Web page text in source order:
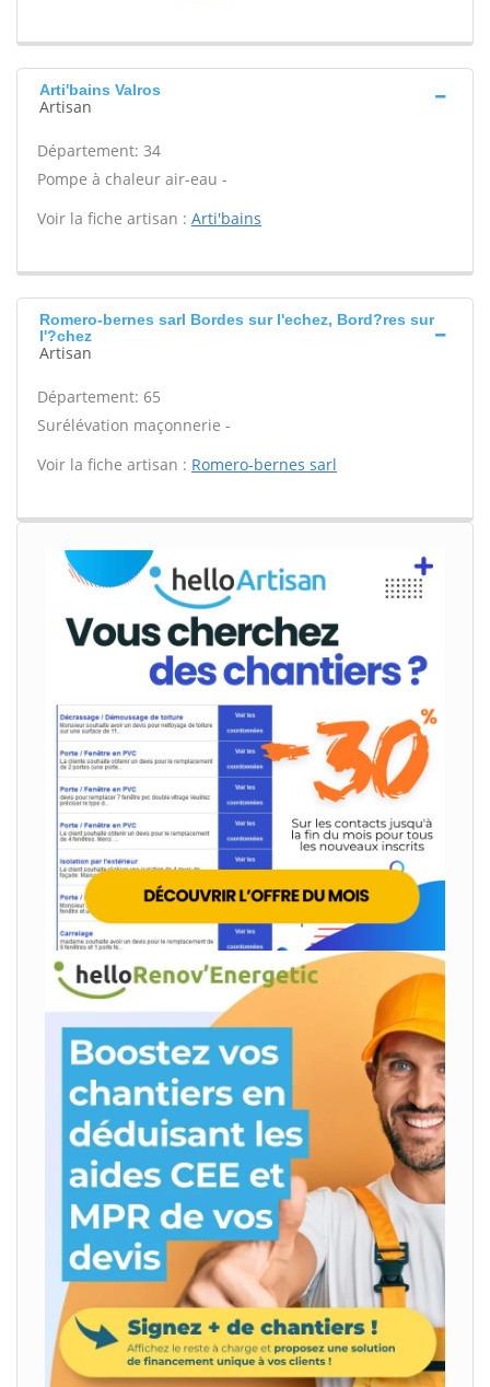
Arti'bains Valros
Artisan
Département: 34
Pompe à chaleur air-eau -
Voir la fiche artisan : Arti'bains
Romero-bernes sarl Bordes sur l'echez, Bord?res sur
l'?chez
Artisan
Département: 65
Surélévation maçonnerie -
Voir la fiche artisan : Romero-bernes sarl